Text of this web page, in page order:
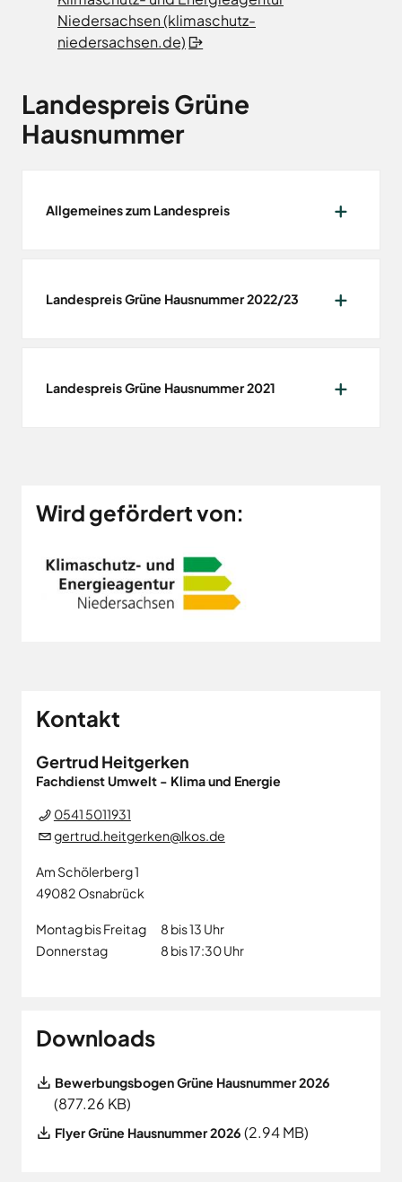
Niedersachsen (klimaschutz-
niedersachsen.de)
Landespreis Grüne
Hausnummer
Allgemeines zum Landespreis
Landespreis Grüne Hausnummer 2022/23
Landespreis Grüne Hausnummer 2021
Wird gefördert von:
Kontakt
Gertrud Heitgerken
Fachdienst Umwelt - Klima und Energie
0541 5011931
gertrud.heitgerken@lkos.de
Am Schölerberg 1
49082 Osnabrück
Montag bis Freitag
8 bis 13 Uhr
Donnerstag
8 bis 17:30 Uhr
Downloads
File
Bewerbungsbogen Grüne Hausnummer 2026
(877.26 KB)
File
Flyer Grüne Hausnummer 2026 (2.94 MB)